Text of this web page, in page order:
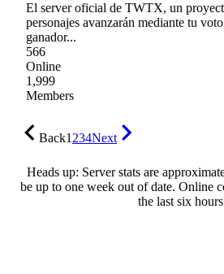
El server oficial de TWTX, un
personajes avanzarán mediante tu
ganador...
566
Online
1,999
Members
Back1234Next
Heads up: Server stats are
be up to one week out of date. Online
the last six